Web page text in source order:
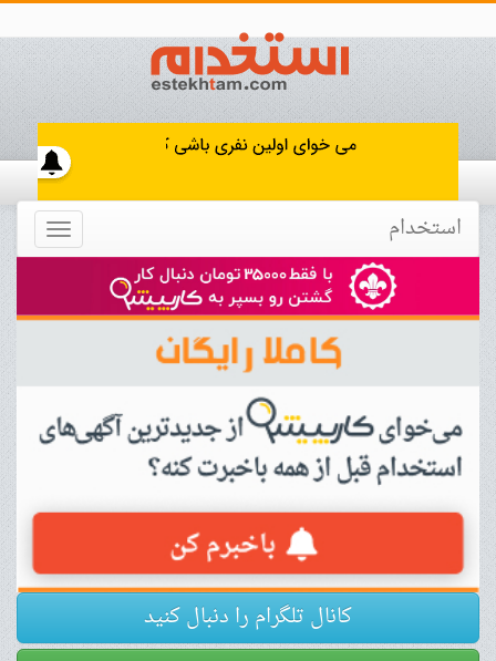
Toggle استخدام
کانال تلگرام را دنبال کنید